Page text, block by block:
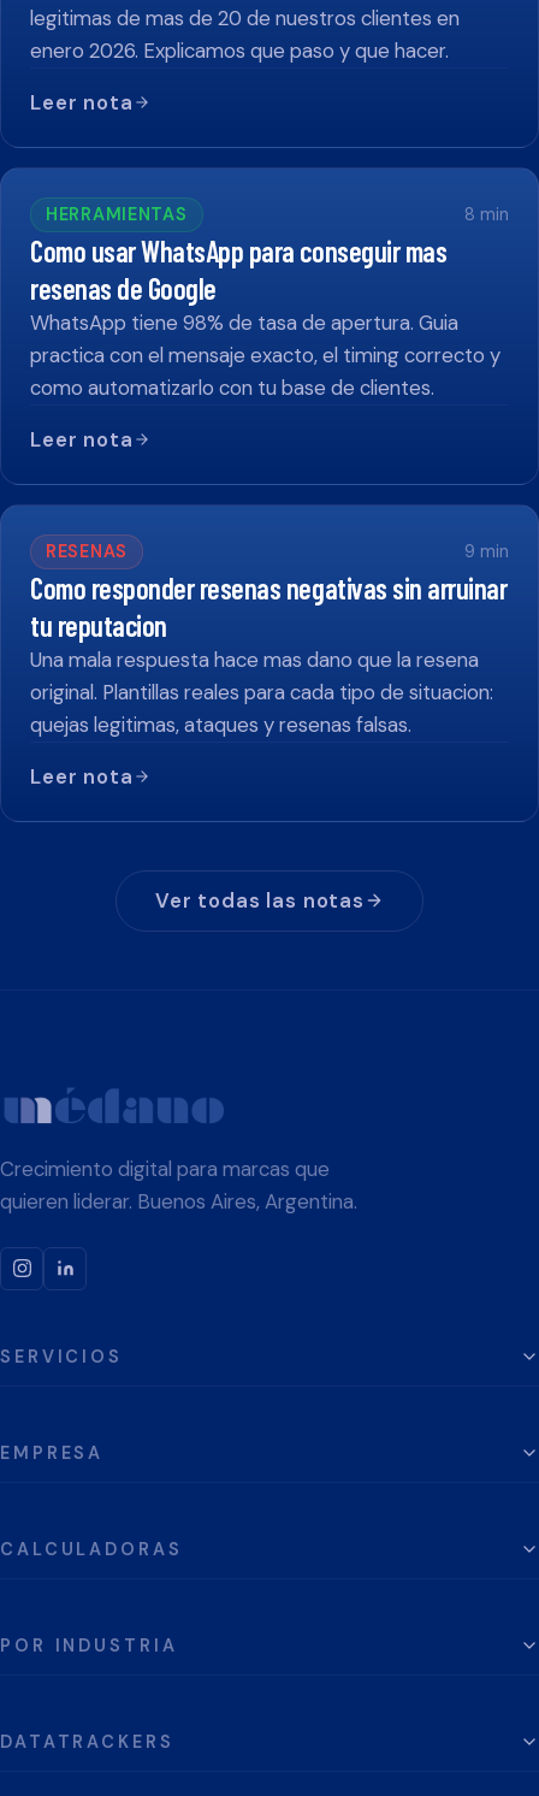
legitimas de mas de 20 de nuestros clientes en
enero 2026. Explicamos que paso y que hacer.
Leer nota
HERRAMIENTAS 8 min
Como usar WhatsApp para conseguir mas
resenas de Google
WhatsApp tiene 98% de tasa de apertura. Guia
practica con el mensaje exacto, el timing correcto y
como automatizarlo con tu base de clientes.
Leer nota
RESENAS 9 min
Como responder resenas negativas sin arruinar
tu reputacion
Una mala respuesta hace mas dano que la resena
original. Plantillas reales para cada tipo de situacion:
quejas legitimas, ataques y resenas falsas.
Leer nota
Ver todas las notas
Crecimiento digital para marcas que
quieren liderar. Buenos Aires, Argentina.
SERVICIOS
EMPRESA
CALCULADORAS
POR INDUSTRIA
DATATRACKERS